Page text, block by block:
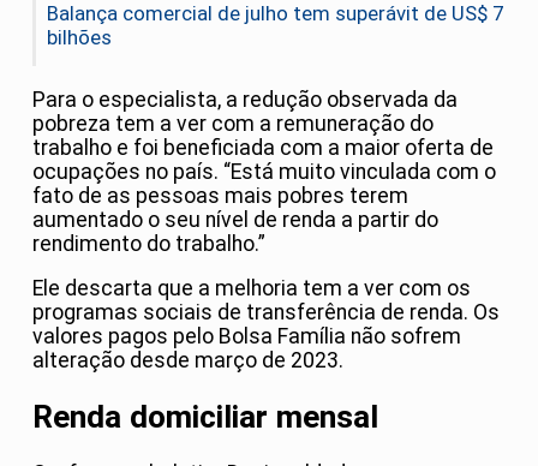
Balança comercial de julho tem superávit de US$ 7
bilhões
Para o especialista, a redução observada da
pobreza tem a ver com a remuneração do
trabalho e foi beneficiada com a maior oferta de
ocupações no país. “Está muito vinculada com o
fato de as pessoas mais pobres terem
aumentado o seu nível de renda a partir do
rendimento do trabalho.”
Ele descarta que a melhoria tem a ver com os
programas sociais de transferência de renda. Os
valores pagos pelo Bolsa Família não sofrem
alteração desde março de 2023.
Renda domiciliar mensal